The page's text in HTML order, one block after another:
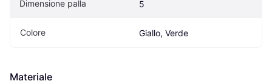
Dimensione palla 5
Colore Giallo, Verde
Materiale